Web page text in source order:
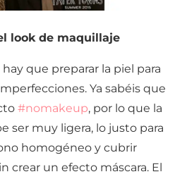
look de maquillaje
que preparar la piel para
Ya sabéis que
#nomakeup, por lo que la
ser muy ligera, lo justo para
homogéneo y cubrir
crear un efecto máscara. El